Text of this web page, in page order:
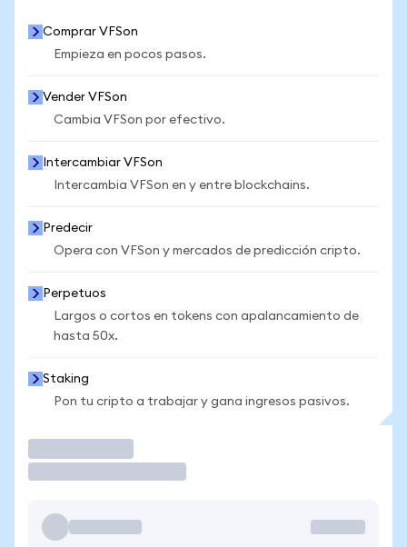
Comprar VFSon
Empieza en pocos pasos.
Vender VFSon
Cambia VFSon por efectivo.
Intercambiar VFSon
Intercambia VFSon en y entre blockchains.
Predecir
Opera con VFSon y mercados de predicción cripto.
Perpetuos
Largos o cortos en tokens con apalancamiento de
hasta 50x.
Staking
Pon tu cripto a trabajar y gana ingresos pasivos.